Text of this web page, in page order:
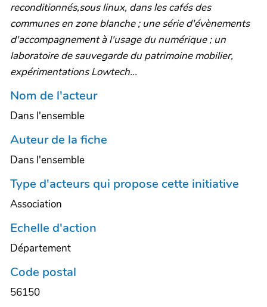
reconditionnés,sous linux, dans les cafés des
communes en zone blanche ; une série d'évènements
d'accompagnement à l'usage du numérique ; un
laboratoire de sauvegarde du patrimoine mobilier,
expérimentations Lowtech...
Nom de l'acteur
Dans l'ensemble
Auteur de la fiche
Dans l'ensemble
Type d'acteurs qui propose cette initiative
Association
Echelle d'action
Département
Code postal
56150